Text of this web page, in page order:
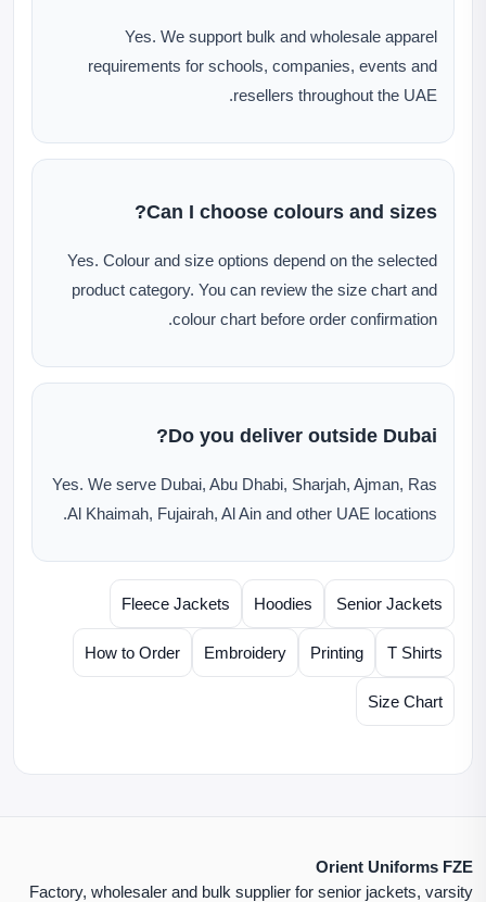
Yes. We support bulk and wholesale apparel
requirements for schools, companies, events and
resellers throughout the UAE.
Can I choose colours and sizes?
Yes. Colour and size options depend on the selected
product category. You can review the size chart and
colour chart before order confirmation.
Do you deliver outside Dubai?
Yes. We serve Dubai, Abu Dhabi, Sharjah, Ajman, Ras
Al Khaimah, Fujairah, Al Ain and other UAE locations.
Senior Jackets
Hoodies
Fleece Jackets
T Shirts
Printing
Embroidery
How to Order
Size Chart
Orient Uniforms FZE
Factory, wholesaler and bulk supplier for senior jackets, varsity